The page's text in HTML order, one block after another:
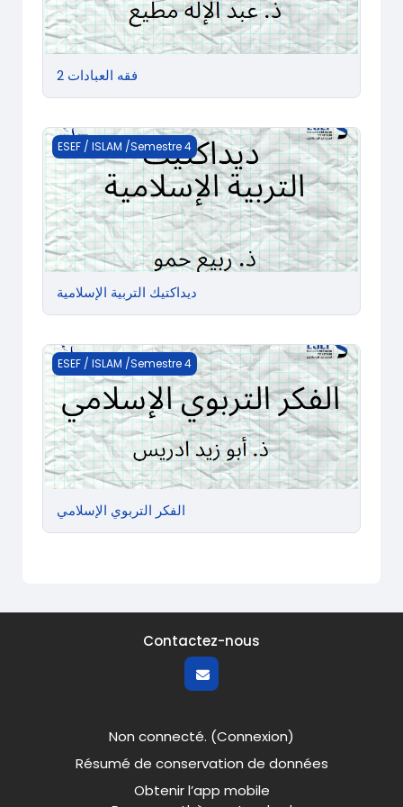
فقه العبادات 2
ديداكتيك التربية الإسلامية
ESEF / ISLAM /Semestre 4
ديداكتيك التربية الإسلامية
الفكر التربوي الإسلامي
ESEF / ISLAM /Semestre 4
الفكر التربوي الإسلامي
Contactez-nous
Non connecté. (Connexion)
Résumé de conservation de données
Obtenir l’app mobile